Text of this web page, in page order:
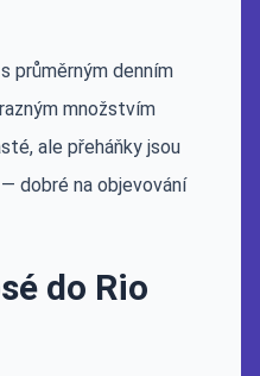
průměrným denním
množstvím
ale přeháňky jsou
dobré na objevování
do Rio